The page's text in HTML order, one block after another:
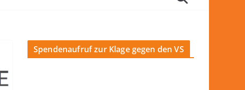
Spendenaufruf zur Klage gegen den VS